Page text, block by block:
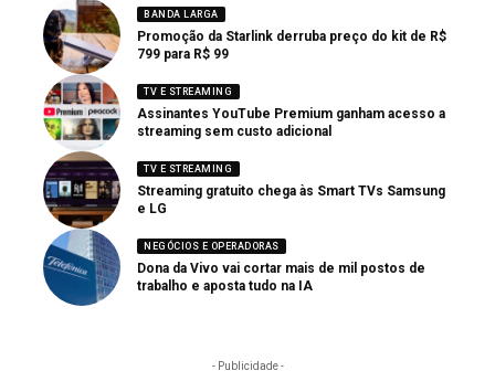
BANDA LARGA
Promoção da Starlink derruba preço do kit de R$
799 para R$ 99
TV E STREAMING
Assinantes YouTube Premium ganham acesso a
streaming sem custo adicional
TV E STREAMING
Streaming gratuito chega às Smart TVs Samsung
e LG
NEGÓCIOS E OPERADORAS
Dona da Vivo vai cortar mais de mil postos de
trabalho e aposta tudo na IA
- Publicidade -